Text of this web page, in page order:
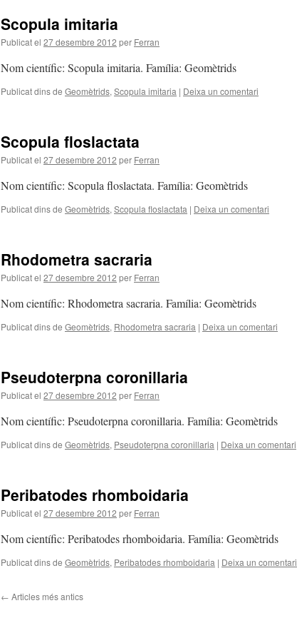
Scopula imitaria
Publicat el 27 desembre 2012 per Ferran
Nom científic: Scopula imitaria. Família: Geomètrids
Publicat dins de Geomètrids, Scopula imitaria | Deixa un comentari
Scopula floslactata
Publicat el 27 desembre 2012 per Ferran
Nom científic: Scopula floslactata. Família: Geomètrids
Publicat dins de Geomètrids, Scopula floslactata | Deixa un comentari
Rhodometra sacraria
Publicat el 27 desembre 2012 per Ferran
Nom científic: Rhodometra sacraria. Família: Geomètrids
Publicat dins de Geomètrids, Rhodometra sacraria | Deixa un comentari
Pseudoterpna coronillaria
Publicat el 27 desembre 2012 per Ferran
Nom científic: Pseudoterpna coronillaria. Família: Geomètrids
Publicat dins de Geomètrids, Pseudoterpna coronillaria | Deixa un comentari
Peribatodes rhomboidaria
Publicat el 27 desembre 2012 per Ferran
Nom científic: Peribatodes rhomboidaria. Família: Geomètrids
Publicat dins de Geomètrids, Peribatodes rhomboidaria | Deixa un comentari
← Articles més antics